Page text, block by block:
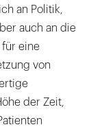
an Politik,
auch an die
für eine
von
der Zeit,